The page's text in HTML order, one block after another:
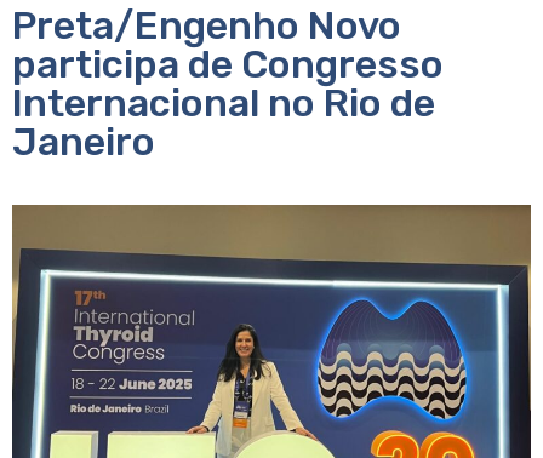
Preta/Engenho Novo
participa de Congresso
Internacional no Rio de
Janeiro